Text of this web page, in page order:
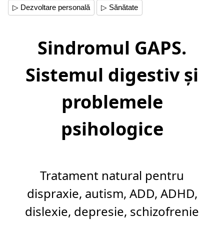
▷ Dezvoltare personală ▷ Sănătate
Sindromul GAPS.
Sistemul digestiv și
problemele
psihologice
Tratament natural pentru
dispraxie, autism, ADD, ADHD,
dislexie, depresie, schizofrenie